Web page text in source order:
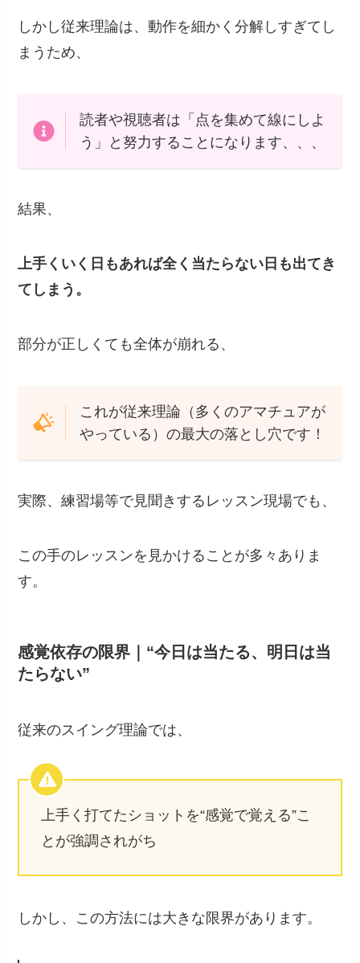
しかし従来理論は、動作を細かく分解しすぎてし
まうため、
読者や視聴者は「点を集めて線にしよ
う」と努力することになります、、、
結果、
上手くいく日もあれば全く当たらない日も出てき
てしまう。
部分が正しくても全体が崩れる、
これが従来理論（多くのアマチュアが
やっている）の最大の落とし穴です！
実際、練習場等で見聞きするレッスン現場でも、
この手のレッスンを見かけることが多々ありま
す。
感覚依存の限界｜“今日は当たる、明日は当
たらない”
従来のスイング理論では、
上手く打てたショットを“感覚で覚える”こ
とが強調されがち
しかし、この方法には大きな限界があります。